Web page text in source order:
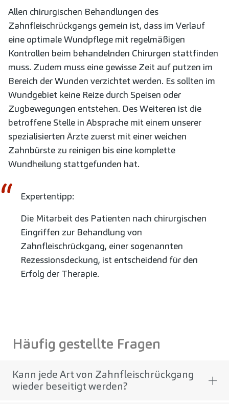
Allen chirurgischen Behandlungen des
Zahnfleischrückgangs gemein ist, dass im Verlauf
eine optimale Wundpflege mit regelmäßigen
Kontrollen beim behandelnden Chirurgen stattfinden
muss. Zudem muss eine gewisse Zeit auf putzen im
Bereich der Wunden verzichtet werden. Es sollten im
Wundgebiet keine Reize durch Speisen oder
Zugbewegungen entstehen. Des Weiteren ist die
betroffene Stelle in Absprache mit einem unserer
spezialisierten Ärzte zuerst mit einer weichen
Zahnbürste zu reinigen bis eine komplette
Wundheilung stattgefunden hat.
Expertentipp:
Die Mitarbeit des Patienten nach chirurgischen
Eingriffen zur Behandlung von
Zahnfleischrückgang, einer sogenannten
Rezessionsdeckung, ist entscheidend für den
Erfolg der Therapie.
Häufig gestellte Fragen
Kann jede Art von Zahnfleischrückgang
wieder beseitigt werden?